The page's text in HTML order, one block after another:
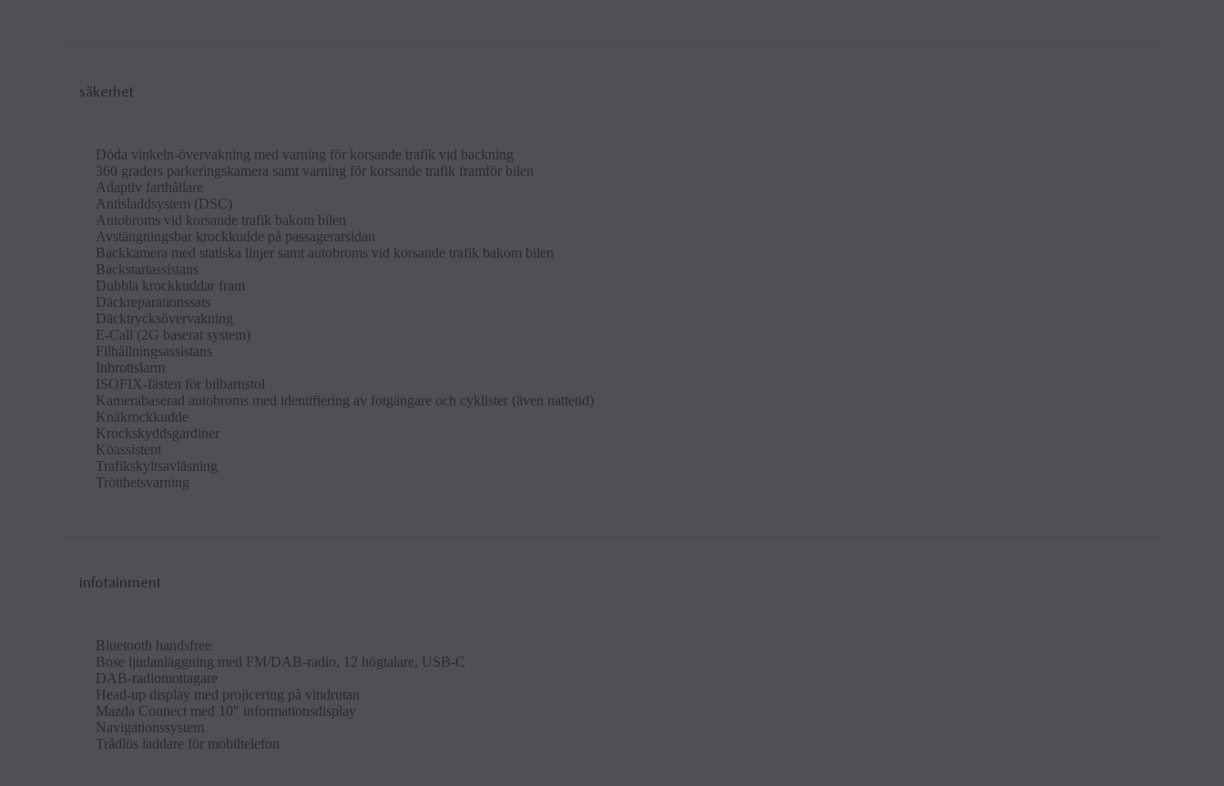
säkerhet
Döda vinkeln-över­vakn­ing med varn­ing för korsande trafik vid backn­ing
360 graders park­er­ing­skam­era samt varn­ing för korsande trafik fram­för bi­len
Ad­apt­iv farthål­lare
An­tis­ladd­sys­tem (DSC)
Auto­broms vid korsande trafik bakom bi­len
Avstängn­ings­bar krockkudde på pas­sagerarsid­an
Backkam­era med stat­iska lin­jer samt auto­broms vid korsande trafik bakom bi­len
Back­star­tassist­ans
Dubbla krockkud­dar fram
Däckre­par­a­tions­sats
Däcktryck­söver­vakn­ing
E-Call (2G baserat sys­tem)
Fil­håll­n­ing­sas­sist­ans
In­brott­slarm
ISOFIX-fästen för bil­barn­stol
Kam­era­baserad auto­broms med iden­ti­fier­ing av fot­gängare och cyk­l­ister (även nat­tet­id)
Knäk­rockkudde
Krock­sky­dds­gardiner
Köass­ist­ent
Trafik­s­ky­lt­savläs­n­ing
Tröt­thets­varn­ing
infotainment
Bluetooth hands­free
Bose ljudan­läggn­ing med FM/DAB-ra­dio, 12 högtalare, USB-C
DAB-ra­dio­mot­tagare
Head-up dis­play med projicer­ing på vindrutan
Mazda Con­nect med 10" in­form­a­tions­dis­play
Nav­ig­a­tionssys­tem
Trådlös lad­dare för mo­bil­tele­fon